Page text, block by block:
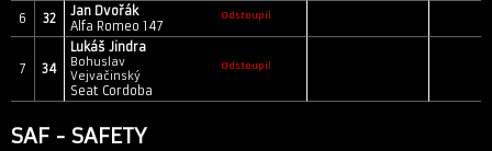
6 32
Jan Dvořák
Alfa Romeo 147
Odstoupil
7 34
Lukáš Jindra
Bohuslav
Vejvačinský
Seat Cordoba
Odstoupil
SAF - SAFETY